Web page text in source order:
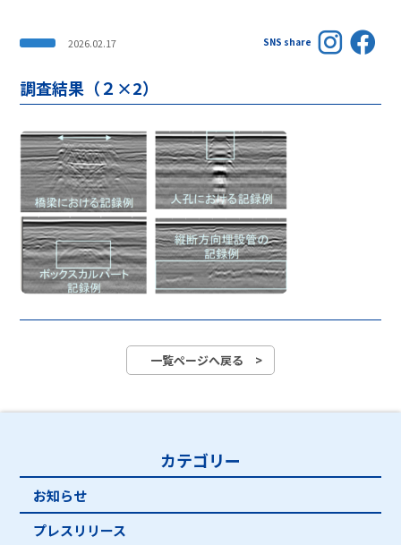
2026.02.17 SNS share
調査結果（２×2）
一覧ページへ戻る >
カテゴリー
お知らせ
プレスリリース